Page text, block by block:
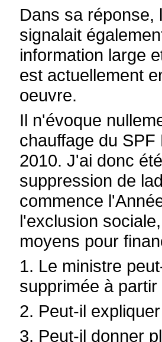
Dans sa réponse,
signalait
information large
est actuellement
oeuvre.
Il n'évoque
chauffage du
2010. J'ai donc
suppression de
commence
l'exclusion
moyens pour
1. Le ministre
supprimée à
2. Peut-il
3. Peut-il donner